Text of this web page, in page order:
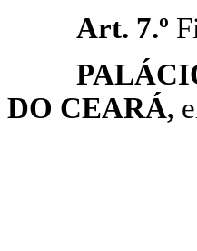
Art. 7.º
DO CEARÁ,